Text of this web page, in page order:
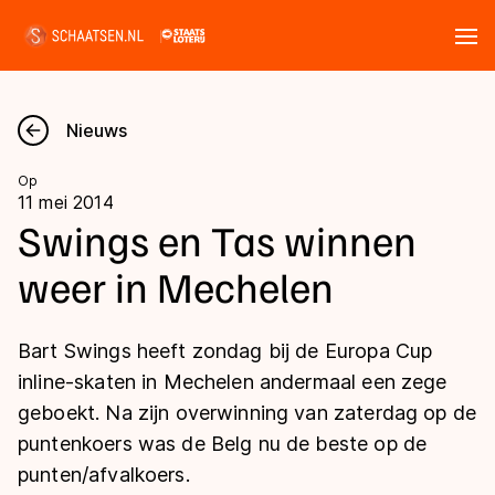
Nieuws
Kalender
Disciplines
Langebaan
Shorttrack
Inlineskaten
Uitslagen
Langebaan
Shorttrack
Marathon
Tijden & historie
Ranglijsten Langebaan
Nieuws
Op
11 mei 2014
Swings en Tas winnen
weer in Mechelen
Bart Swings heeft zondag bij de Europa Cup
inline-skaten in Mechelen andermaal een zege
geboekt. Na zijn overwinning van zaterdag op de
puntenkoers was de Belg nu de beste op de
punten/afvalkoers.